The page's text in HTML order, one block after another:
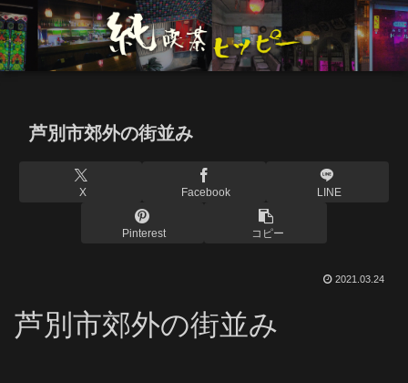
芦別市郊外の街並み
X Facebook LINE
Pinterest コピー
2021.03.24
芦別市郊外の街並み